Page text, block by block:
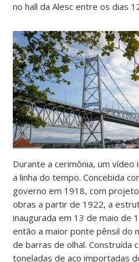
no hall da Alesc entre os dias
Durante a cerimônia, um
a linha do tempo. Concebida
governo em 1918, com
obras a partir de 1922, a
inaugurada em 13 de maio de
então a maior ponte pênsil do
de barras de olhal. Construída
toneladas de aço importadas